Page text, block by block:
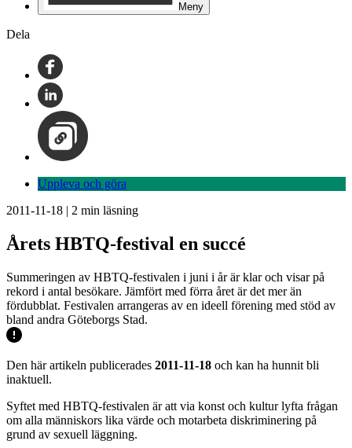
Meny
Dela
Uppleva och göra
2011-11-18 | 2 min läsning
Årets HBTQ-festival en succé
Summeringen av HBTQ-festivalen i juni i år är klar och visar på
rekord i antal besökare. Jämfört med förra året är det mer än
fördubblat. Festivalen arrangeras av en ideell förening med stöd av
bland andra Göteborgs Stad.
Den här artikeln publicerades 2011-11-18 och kan ha hunnit bli
inaktuell.
Syftet med HBTQ-festivalen är att via konst och kultur lyfta frågan
om alla människors lika värde och motarbeta diskriminering på
grund av sexuell läggning.